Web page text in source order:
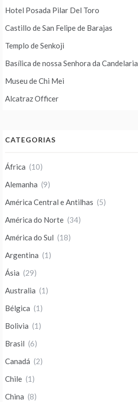
Hotel Posada Pilar Del Toro
Castillo de San Felipe de Barajas
Templo de Senkoji
Basílica de nossa Senhora da Candelaria
Museu de Chi Mei
Alcatraz Officer
CATEGORIAS
África (10)
Alemanha (9)
América Central e Antilhas (5)
América do Norte (34)
América do Sul (18)
Argentina (1)
Ásia (29)
Australia (1)
Bélgica (1)
Bolivia (1)
Brasil (6)
Canadá (2)
Chile (1)
China (8)